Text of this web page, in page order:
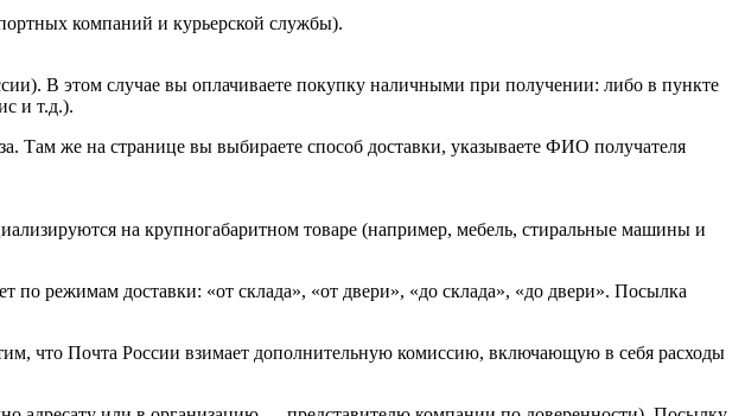
компаний и курьерской службы).
В этом случае вы оплачиваете покупку наличными при получении: либо в пункте
и т.д.).
Там же на странице вы выбираете способ доставки, указываете ФИО получателя
на крупногабаритном товаре (например, мебель, стиральные машины и
по режимам доставки: «от склада», «от двери», «до склада», «до двери». Посылка
что Почта России взимает дополнительную комиссию, включающую в себя расходы